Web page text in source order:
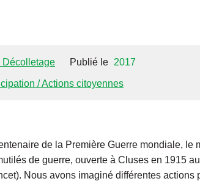
Décolletage Publié le 2017
/ Actions citoyennes
de la Première Guerre mondiale,
de guerre, ouverte à Cluses en 1915
Nous avons imaginé différentes